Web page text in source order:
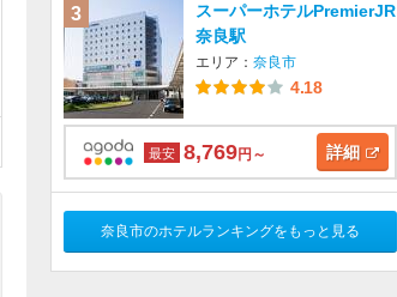
3
スーパーホテルPremierJR
奈良駅
エリア： 奈良市
4.18
最安 8,769円～ 詳細
奈良市のホテルランキングをもっと見る